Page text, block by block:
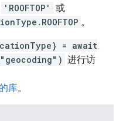
'ROOFTOP'
或
。
= await
进行访
库。